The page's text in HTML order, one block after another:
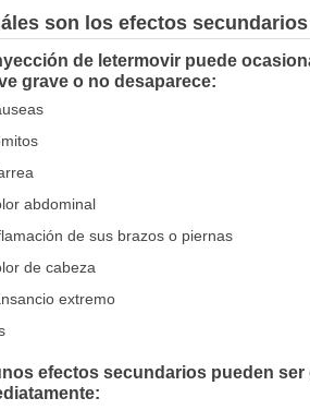
son los efectos
de letermovir puede
grave o no desaparece:
abdominal
de sus brazos o piernas
de cabeza
extremo
efectos secundarios pueden